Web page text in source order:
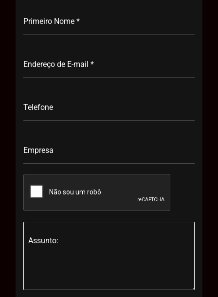
Primeiro Nome *
Endereço de E-mail *
Telefone
Empresa
Assunto: